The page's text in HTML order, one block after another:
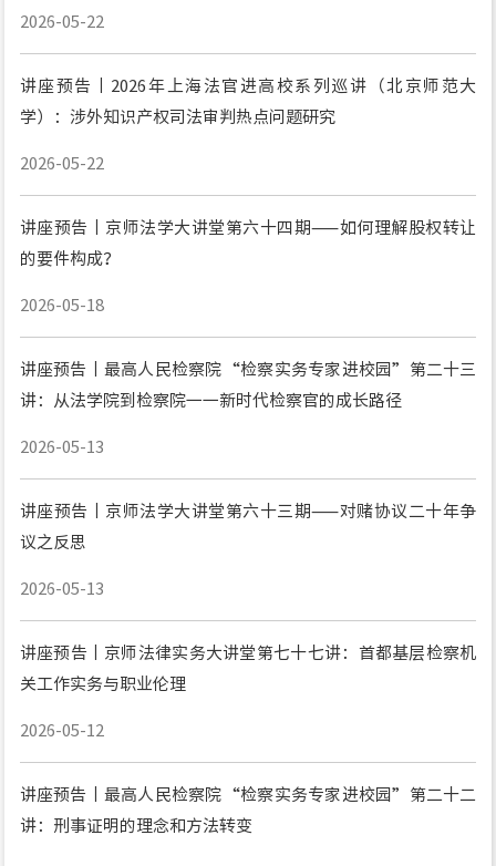
2026-05-22
讲座预告丨2026年上海法官进高校系列巡讲（北京师范大
学）：涉外知识产权司法审判热点问题研究
2026-05-22
讲座预告丨京师法学大讲堂第六十四期——如何理解股权转让
的要件构成？
2026-05-18
讲座预告丨最高人民检察院“检察实务专家进校园”第二十三
讲：从法学院到检察院一一新时代检察官的成长路径
2026-05-13
讲座预告丨京师法学大讲堂第六十三期——对赌协议二十年争
议之反思
2026-05-13
讲座预告丨京师法律实务大讲堂第七十七讲：首都基层检察机
关工作实务与职业伦理
2026-05-12
讲座预告丨最高人民检察院“检察实务专家进校园”第二十二
讲：刑事证明的理念和方法转变